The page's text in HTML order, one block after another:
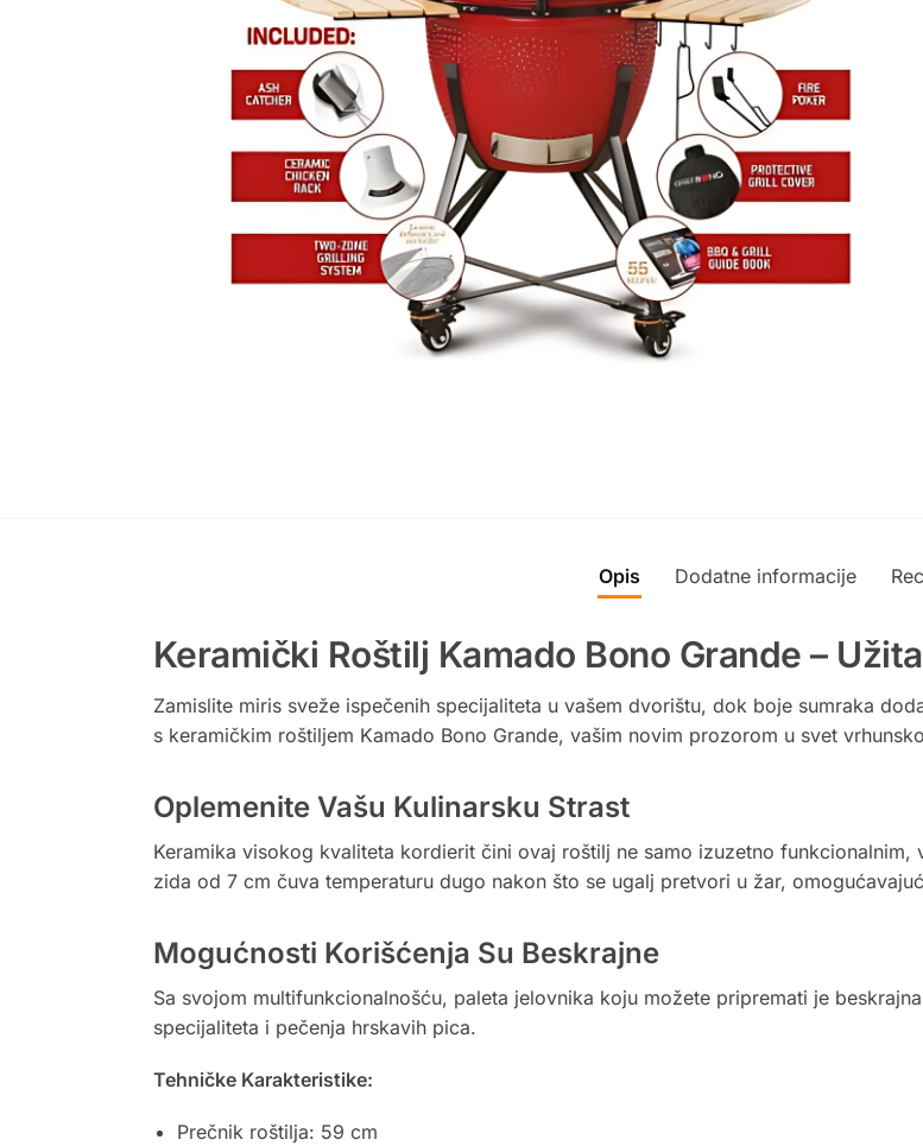
Opis Dodatne informacije
Keramički Roštilj Kamado Bono Grande –
Zamislite miris sveže ispečenih specijaliteta u vašem dvorištu, dok boje sumraka
s keramičkim roštiljem Kamado Bono Grande, vašim novim prozorom u svet
Oplemenite Vašu Kulinarsku Strast
Keramika visokog kvaliteta kordierit čini ovaj roštilj ne samo izuzetno
zida od 7 cm čuva temperaturu dugo nakon što se ugalj pretvori u žar,
Mogućnosti Korišćenja Su Beskrajne
Sa svojom multifunkcionalnošću, paleta jelovnika koju možete pripremati je
specijaliteta i pečenja hrskavih pica.
Tehničke Karakteristike:
Prečnik roštilja: 59 cm